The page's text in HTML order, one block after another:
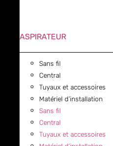
ASPIRATEUR
Sans fil
Central
Tuyaux et accessoires
Matériel d’installation
Sans fil
Central
Tuyaux et accessoires